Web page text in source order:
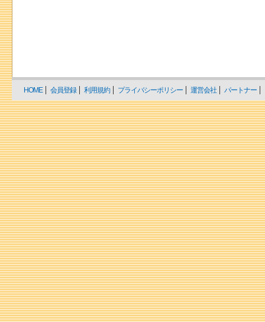
HOME 会員登録 利用規約 プライバシーポリシー 運営会社 パートナー